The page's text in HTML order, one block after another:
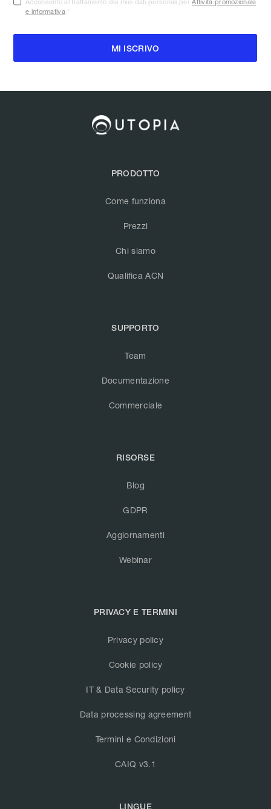
e informativa *
PRODOTTO
Come funziona
Prezzi
Chi siamo
Qualifica ACN
SUPPORTO
Team
Documentazione
Commerciale
RISORSE
Blog
GDPR
Aggiornamenti
Webinar
PRIVACY E TERMINI
Privacy policy
Cookie policy
IT & Data Security policy
Data processing agreement
Termini e Condizioni
CAIQ v3.1
LINGUE